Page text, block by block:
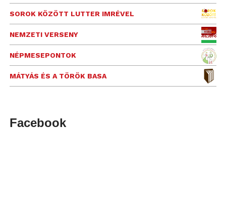
SOROK KÖZÖTT LUTTER IMRÉVEL
NEMZETI VERSENY
NÉPMESEPONTOK
MÁTYÁS ÉS A TÖRÖK BASA
Facebook